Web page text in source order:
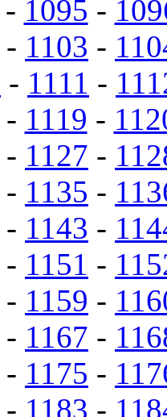
- 1095 -
- 1103 -
- 1111 -
- 1119 -
- 1127 -
- 1135 -
- 1143 -
- 1151 -
- 1159 -
- 1167 -
- 1175 -
- 1183 -